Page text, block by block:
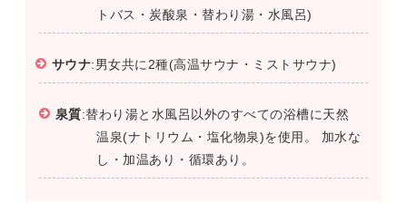
トバス・炭酸泉・替わり湯・水風呂)
サウナ:男女共に2種(高温サウナ・ミストサウナ)
泉質:替わり湯と水風呂以外のすべての浴槽に天然
温泉(ナトリウム・塩化物泉)を使用。 加水な
し・加温あり・循環あり。